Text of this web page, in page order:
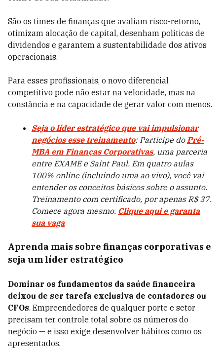
São os times de finanças que avaliam risco-retorno,
otimizam alocação de capital, desenham políticas de
dividendos e garantem a sustentabilidade dos ativos
operacionais.
Para esses profissionais, o novo diferencial
competitivo pode não estar na velocidade, mas na
constância e na capacidade de gerar valor com menos.
Seja o líder estratégico que vai impulsionar
negócios esse treinamento; Participe doPré-
MBA em Finanças Corporativas, uma parceria
entre EXAME e Saint Paul. Em quatro aulas
100% online (incluindo uma ao vivo), você vai
entender os conceitos básicos sobre o assunto.
Treinamento com certificado, por apenas R$ 37.
Comece agora mesmo. Clique aqui e garanta
sua vaga
Aprenda mais sobre finanças corporativas e
seja um líder estratégico
Dominar os fundamentos da saúde financeira
deixou de ser tarefa exclusiva de contadores ou
CFOs. Empreendedores de qualquer porte e setor
precisam ter controle total sobre os números do
negócio — e isso exige desenvolver hábitos como os
apresentados.